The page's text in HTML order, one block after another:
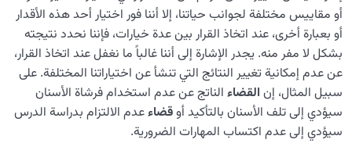
الدنيا؛ نادٍ لصناعة الإنسان 0/8
كيف نصبح إنسانًا بحق؟ 0/18
أو مقاییس مختلفة لجوانب حياتنا، إلا أننا فور اختيار أحد هذه الأقدار
أو بعبارة أخرى، عند اتخاذ القرار بين عدة خيارات، فإننا نحدد نتيجته
بشكل لا مفر منه. يجدر الإشارة إلى أننا غالباً ما نغفل عند اتخاذ القرار،
عن عدم إمكانية تغيير النتائج التي تنشأ عن اختياراتنا المختلفة. على
سبيل المثال، إن القضاء الناتج عن عدم استخدام فرشاة الأسنان
سيؤدي إلى تلف الأسنان بالتأكيد أوقضاءعدم الالتزام بدراسة الدرس
سيؤدي إلى عدم اكتساب المهارات الضرورية.